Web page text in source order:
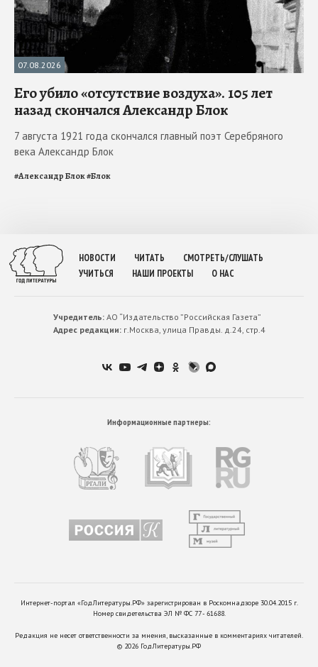
07.08.2026
Его убило «отсутствие воздуха». 105 лет
назад скончался Александр Блок
7 августа 1921 года скончался главный поэт Серебряного
века Александр Блок
#Александр Блок#Блок
НОВОСТИ ЧИТАТЬ
СМОТРЕТЬ/СЛУШАТЬ
УЧИТЬСЯ
НАШИ ПРОЕКТЫ О НАС
Учредитель:АО “Издательство ”Российская Газета”
Адрес редакции:г.Москва, улица Правды. д.24, стр.4
Информационные партнеры:
Интернет-портал «ГодЛитературы.РФ» зарегистрирован в Роскомнадзоре 30.04.2015 г.
Номер свидетельства ЭЛ № ФС 77 - 61688.
Редакция не несет ответственности за мнения, высказанные в комментариях читателей.
© 2026 ГодЛитературы.РФ